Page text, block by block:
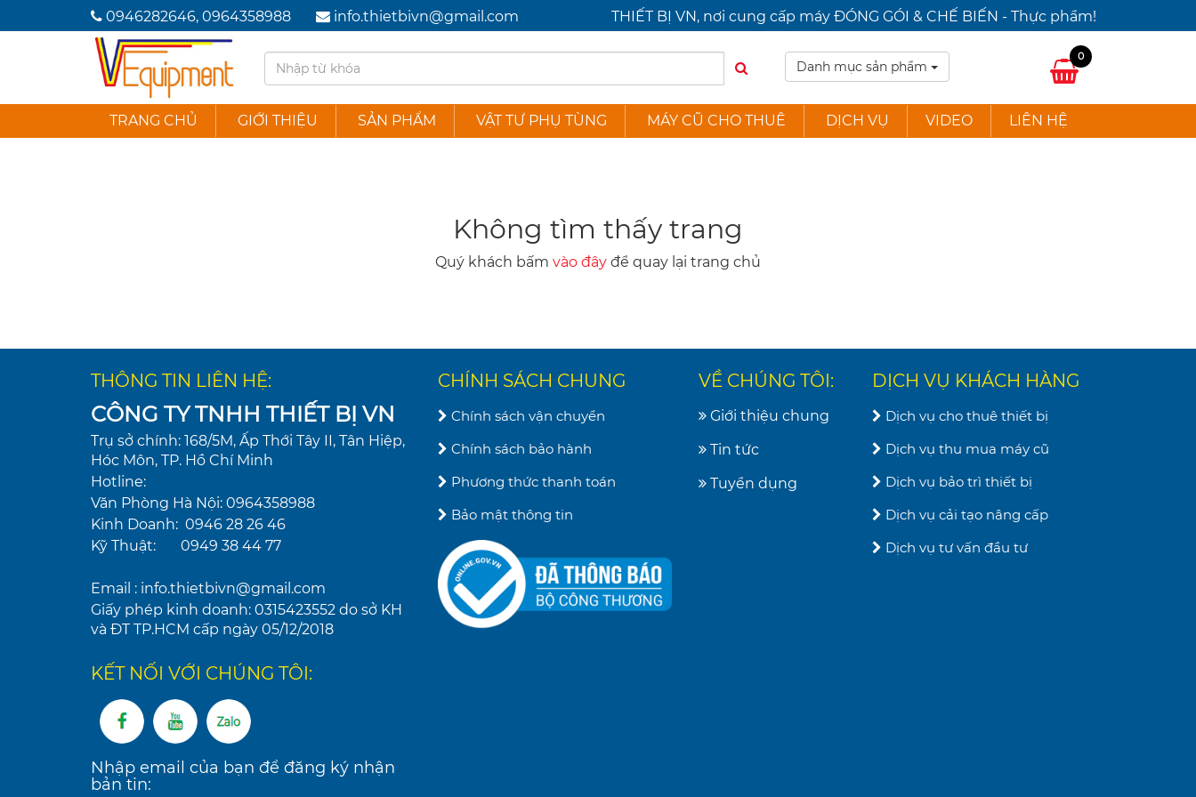
0946282646, 0964358988 info.thietbivn@gmail.com THIẾT BỊ VN, nơi cung cấp máy ĐÓNG GÓI & CHẾ BIẾN - Thực phẩm!
Danh mục sản phẩm
0
TRANG CHỦ GIỚI THIỆU SẢN PHẨM VẬT TƯ PHỤ TÙNG MÁY CŨ CHO THUÊ DỊCH VỤ VIDEO LIÊN HỆ
Không tìm thấy trang
Quý khách bấm vào đây để quay lại trang chủ
THÔNG TIN LIÊN HỆ:
CÔNG TY TNHH THIẾT BỊ VN
Trụ sở chính: 168/5M, Ấp Thới Tây II, Tân Hiệp,
Hóc Môn, TP. Hồ Chí Minh
Hotline:
Văn Phòng Hà Nội: 0964358988
Kinh Doanh: 0946 28 26 46
Kỹ Thuật: 0949 38 44 77
Email : info.thietbivn@gmail.com
Giấy phép kinh doanh: 0315423552 do sở KH
và ĐT TP.HCM cấp ngày 05/12/2018
KẾT NỐI VỚI CHÚNG TÔI:
Nhập email của bạn để đăng ký nhận
bản tin:
CHÍNH SÁCH CHUNG
Chính sách vận chuyển
Chính sách bảo hành
Phương thức thanh toán
Bảo mật thông tin
VỀ CHÚNG TÔI:
Giới thiệu chung
Tin tức
Tuyển dụng
DỊCH VỤ KHÁCH HÀNG
Dịch vụ cho thuê thiết bị
Dịch vụ thu mua máy cũ
Dịch vụ bảo trì thiết bị
Dịch vụ cải tạo nâng cấp
Dịch vụ tư vấn đầu tư